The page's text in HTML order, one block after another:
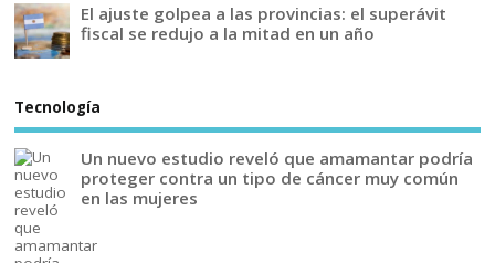
El ajuste golpea a las provincias: el superávit
fiscal se redujo a la mitad en un año
Tecnología
Un nuevo estudio reveló que amamantar podría
proteger contra un tipo de cáncer muy común
en las mujeres